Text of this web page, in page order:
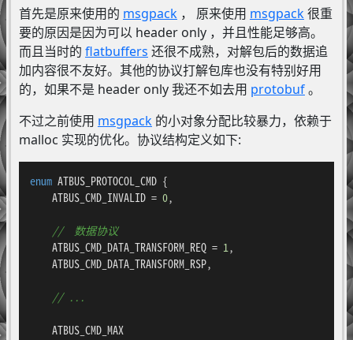
首先是原来使用的 msgpack， 原来使用 msgpack很重
要的原因是因为可以 header only ，并且性能足够高。
而且当时的 flatbuffers 还很不成熟，对解包后的数据追
加内容很不友好。其他的协议打解包库也没有特别好用
的，如果不是 header only 我还不如去用 protobuf。
不过之前使用 msgpack的小对象分配比较暴力，依赖于
malloc 实现的优化。协议结构定义如下:
enum ATBUS_PROTOCOL_CMD {
    ATBUS_CMD_INVALID =
0,
//  数据协议
    ATBUS_CMD_DATA_TRANSFORM_REQ =
1 ,
    ATBUS_CMD_DATA_TRANSFORM_RSP,
// ...
    ATBUS_CMD_MAX